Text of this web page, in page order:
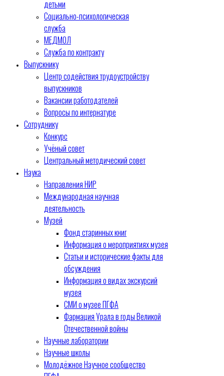
детьми
Социально-психологическая
служба
МЕДМОЛ
Служба по контракту
Выпускнику
Центр содействия трудоустройству
выпускников
Вакансии работодателей
Вопросы по интернатуре
Сотруднику
Конкурс
Учёный совет
Центральный методический совет
Наука
Направления НИР
Международная научная
деятельность
Музей
Фонд старинных книг
Информация о мероприятиях музея
Статьи и исторические факты для
обсуждения
Информация о видах экскурсий
музея
СМИ о музее ПГФА
Фармация Урала в годы Великой
Отечественной войны
Научные лаборатории
Научные школы
Молодёжное Научное сообщество